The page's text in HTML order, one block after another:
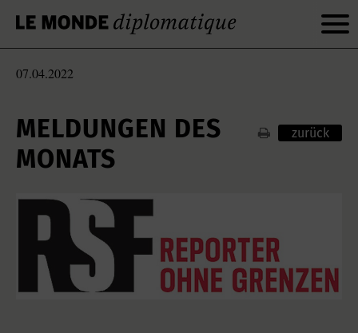
07.04.2022
MELDUNGEN DES
MONATS
zurück